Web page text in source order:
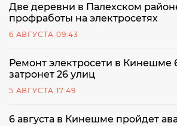
Две деревни в Палехском
профработы на электросетях
6 АВГУСТА 09:43
Ремонт электросети в Кинешме
затронет 26 улиц
5 АВГУСТА 17:49
6 августа в Кинешме пройдет